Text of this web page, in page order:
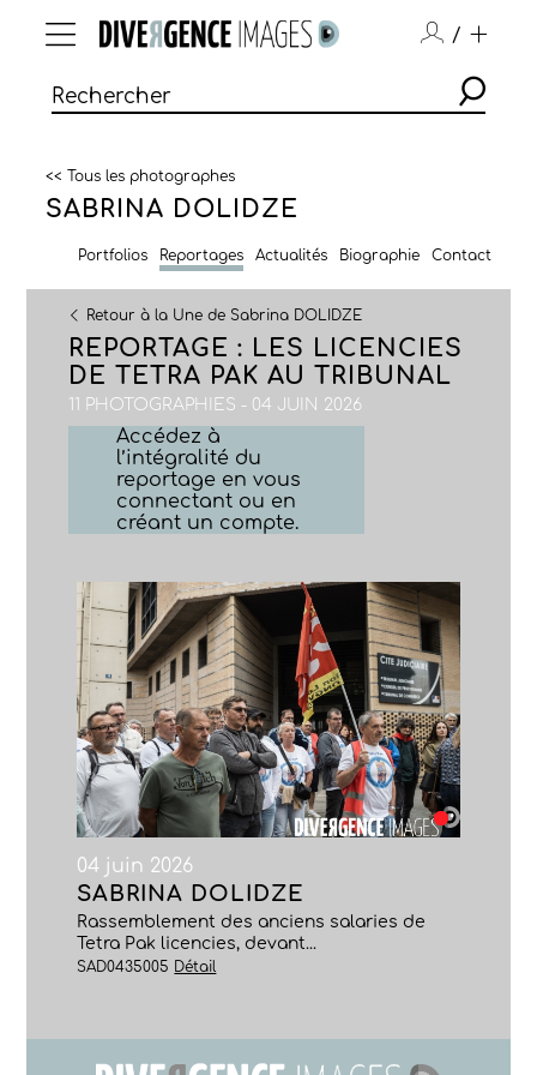
/
<< Tous les photographes
SABRINA DOLIDZE
Portfolios Reportages Actualités Biographie Contact
Retour à la Une de Sabrina DOLIDZE
REPORTAGE : LES LICENCIES
DE TETRA PAK AU TRIBUNAL
11 PHOTOGRAPHIES - 04 JUIN 2026
Accédez à
l’intégralité du
reportage en vous
connectant ou en
créant un compte.
04 juin 2026
SABRINA DOLIDZE
Rassemblement des anciens salaries de
Tetra Pak licencies, devant...
SAD0435005 Détail